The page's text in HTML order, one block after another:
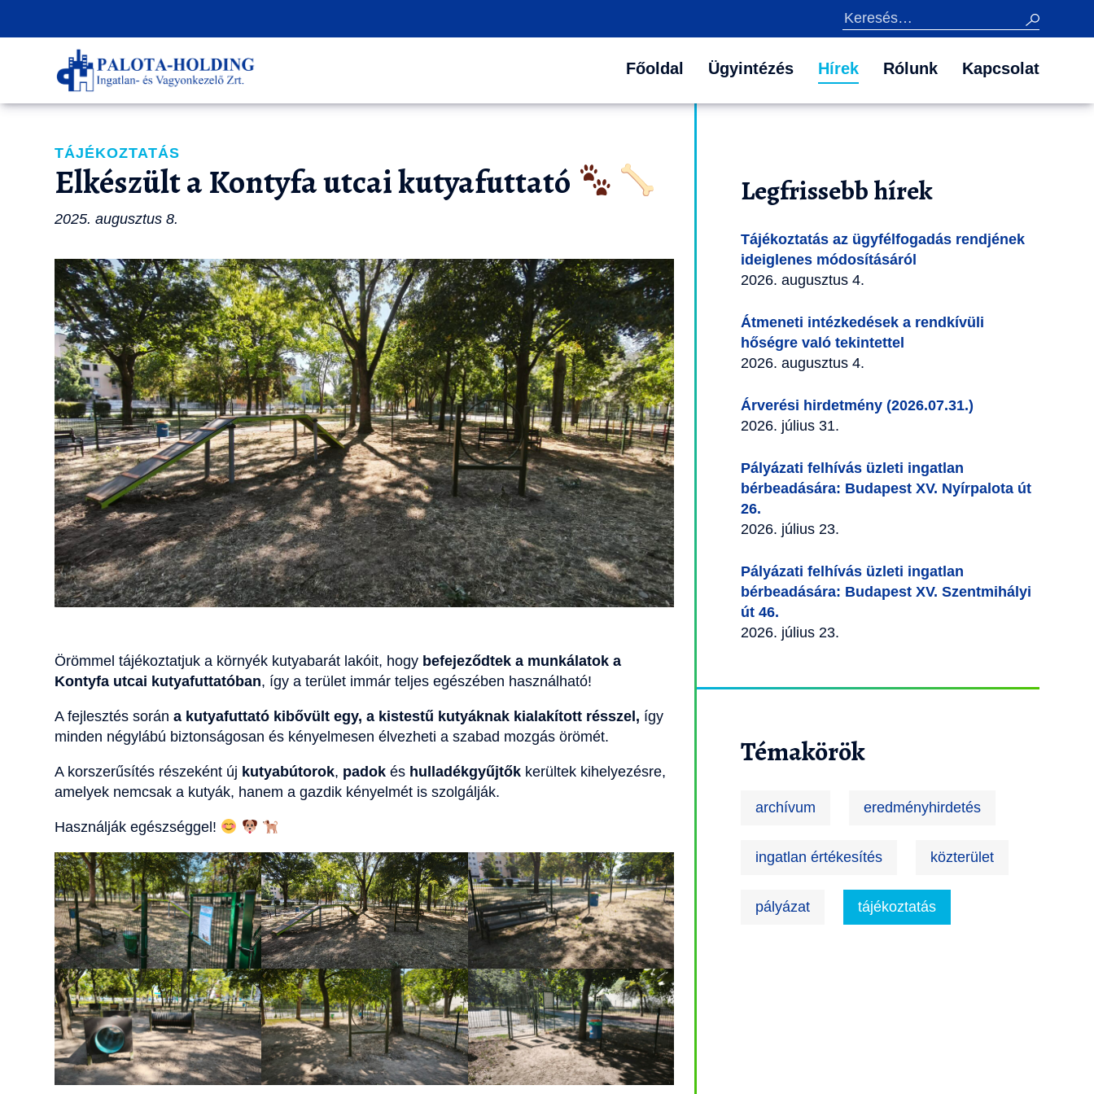
Keresés
Főoldal Ügyintézés Hírek Rólunk Kapcsolat
TÁJÉKOZTATÁS
Elkészült a Kontyfa utcai kutyafuttató
2025. augusztus 8.
Örömmel tájékoztatjuk a környék kutyabarát lakóit, hogy befejeződtek a munkálatok a
Kontyfa utcai kutyafuttatóban, így a terület immár teljes egészében használható!
A fejlesztés sorána kutyafuttató kibővült egy, a kistestű kutyáknak kialakított résszel, így
minden négylábú biztonságosan és kényelmesen élvezheti a szabad mozgás örömét.
A korszerűsítés részeként új kutyabútorok, padok és hulladékgyűjtők kerültek kihelyezésre,
amelyek nemcsak a kutyák, hanem a gazdik kényelmét is szolgálják.
Használják egészséggel!
Legfrissebb hírek
Tájékoztatás az ügyfélfogadás rendjének
ideiglenes módosításáról
2026. augusztus 4.
Átmeneti intézkedések a rendkívüli
hőségre való tekintettel
2026. augusztus 4.
Árverési hirdetmény (2026.07.31.)
2026. július 31.
Pályázati felhívás üzleti ingatlan
bérbeadására: Budapest XV. Nyírpalota út
26.
2026. július 23.
Pályázati felhívás üzleti ingatlan
bérbeadására: Budapest XV. Szentmihályi
út 46.
2026. július 23.
Témakörök
archívum eredményhirdetés
ingatlan értékesítés közterület
pályázat tájékoztatás